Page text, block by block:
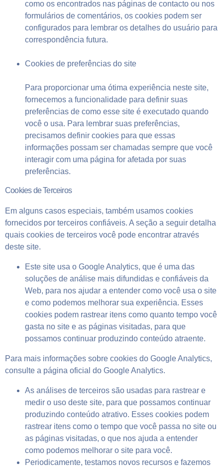
como os encontrados nas páginas de contacto ou nos
formulários de comentários, os cookies podem ser
configurados para lembrar os detalhes do usuário para
correspondência futura.
Cookies de preferências do site
Para proporcionar uma ótima experiência neste site,
fornecemos a funcionalidade para definir suas
preferências de como esse site é executado quando
você o usa. Para lembrar suas preferências,
precisamos definir cookies para que essas
informações possam ser chamadas sempre que você
interagir com uma página for afetada por suas
preferências.
Cookies de Terceiros
Em alguns casos especiais, também usamos cookies
fornecidos por terceiros confiáveis. A seção a seguir detalha
quais cookies de terceiros você pode encontrar através
deste site.
Este site usa o Google Analytics, que é uma das
soluções de análise mais difundidas e confiáveis ​​da
Web, para nos ajudar a entender como você usa o site
e como podemos melhorar sua experiência. Esses
cookies podem rastrear itens como quanto tempo você
gasta no site e as páginas visitadas, para que
possamos continuar produzindo conteúdo atraente.
Para mais informações sobre cookies do Google Analytics,
consulte a página oficial do Google Analytics.
As análises de terceiros são usadas para rastrear e
medir o uso deste site, para que possamos continuar
produzindo conteúdo atrativo. Esses cookies podem
rastrear itens como o tempo que você passa no site ou
as páginas visitadas, o que nos ajuda a entender
como podemos melhorar o site para você.
Periodicamente, testamos novos recursos e fazemos